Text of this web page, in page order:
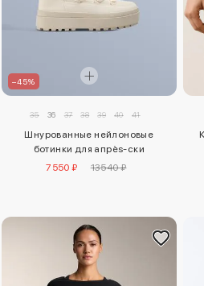
–45%
35 36 37 38 39 40 41
Шнурованные нейлоновые
ботинки для апрès-ски
7550 ₽
13540 ₽